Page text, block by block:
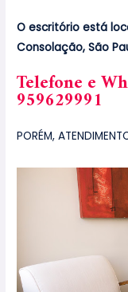
O escritório está
Consolação, São
Telefone e
959629991
PORÉM,